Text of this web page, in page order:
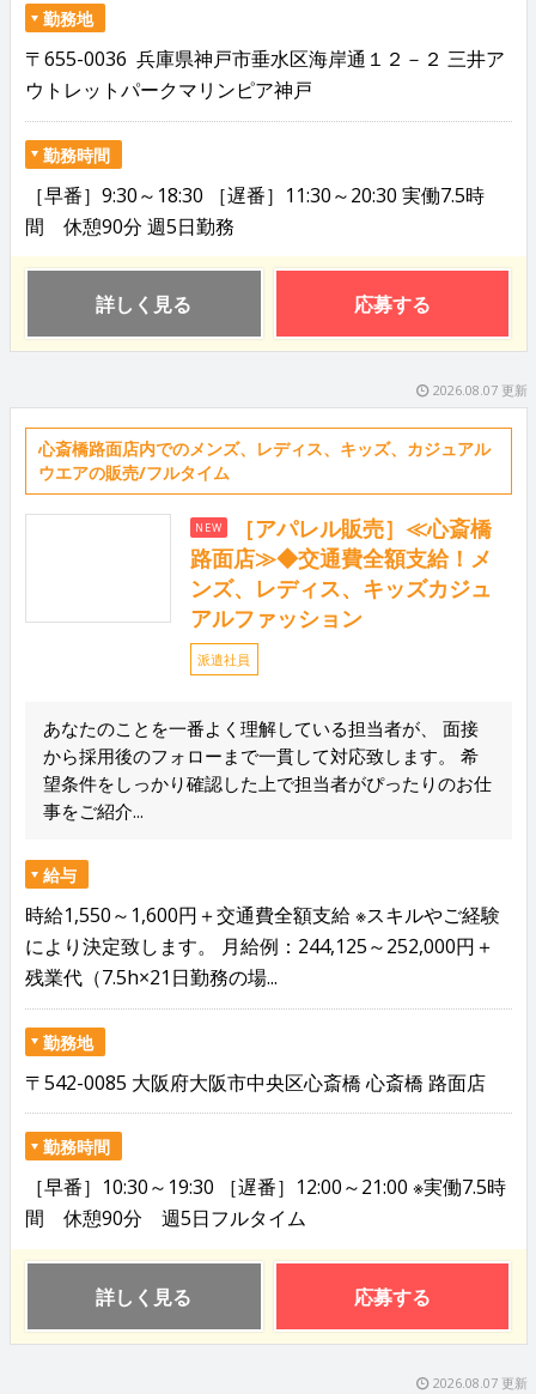
勤務地
〒655-0036 兵庫県神戸市垂水区海岸通１２－２ 三井ア
ウトレットパークマリンピア神戸
勤務時間
［早番］9:30～18:30 ［遅番］11:30～20:30 実働7.5時
間 休憩90分 週5日勤務
詳しく見る 応募する
2026.08.07 更新
心斎橋路面店内でのメンズ、レディス、キッズ、カジュアル
ウエアの販売/フルタイム
NEW
［アパレル販売］≪心斎橋
路面店≫◆交通費全額支給！メ
ンズ、レディス、キッズカジュ
アルファッション
派遣社員
あなたのことを一番よく理解している担当者が、 面接
から採用後のフォローまで一貫して対応致します。 希
望条件をしっかり確認した上で担当者がぴったりのお仕
事をご紹介...
給与
時給1,550～1,600円＋交通費全額支給 ※スキルやご経験
により決定致します。 月給例：244,125～252,000円＋
残業代（7.5h×21日勤務の場...
勤務地
〒542-0085 大阪府大阪市中央区心斎橋 心斎橋 路面店
勤務時間
［早番］10:30～19:30 ［遅番］12:00～21:00 ※実働7.5時
間 休憩90分 週5日フルタイム
詳しく見る 応募する
2026.08.07 更新